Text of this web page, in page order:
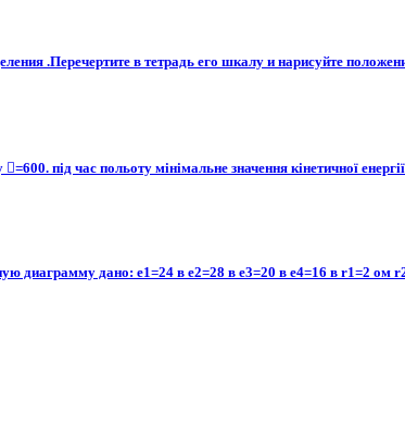
.Перечертите в тетрадь его шкалу и нарисуйте
під час польоту мінімальне значення кінетичної
диаграмму дано: e1=24 в e2=28 в e3=20 в e4=16 в r1=2